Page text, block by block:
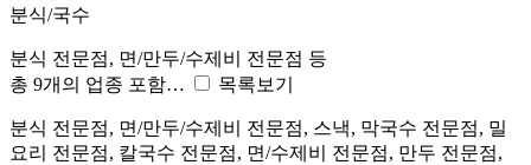
분식/국수
분식 전문점, 면/만두/수제비 전문점 등
총 9개의 업종 포함…
목록보기
분식 전문점, 면/만두/수제비 전문점, 스낵, 막국수 전문점, 밀
요리 전문점, 칼국수 전문점, 면/수제비 전문점, 만두 전문점,